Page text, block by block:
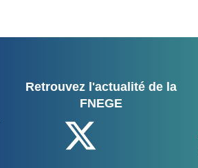
Retrouvez l'actualité de la
FNEGE